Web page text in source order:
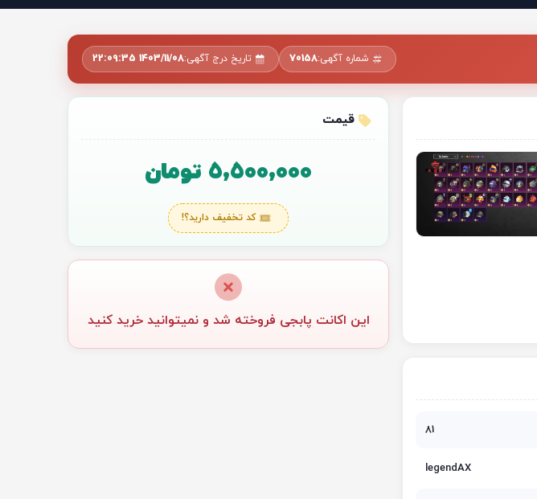
شماره آگهی:70158 تاریخ درج آگهی:1403/11/08 22:09:35
81
legendAX
قیمت
5,500,000 تومان
کد تخفیف دارید؟!
این اکانت پابجی فروخته شد و نمیتوانید خرید کنید